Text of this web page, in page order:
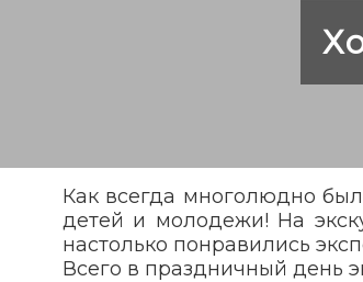
Как всегда многолюдно
детей и молодежи! На
настолько понравились
Всего в праздничный день